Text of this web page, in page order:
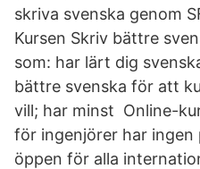
skriva svenska genom
Kursen Skriv bättre
som: har lärt dig
bättre svenska för att
vill; har minst Online-
för ingenjörer har
öppen för alla